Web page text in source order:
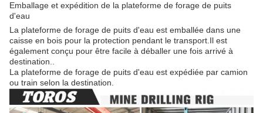
Emballage et expédition de la plateforme de forage de puits
d'eau
La plateforme de forage de puits d'eau est emballée dans une
caisse en bois pour la protection pendant le transport.Il est
également conçu pour être facile à déballer une fois arrivé à
destination..
La plateforme de forage de puits d'eau est expédiée par camion
ou train selon la destination.